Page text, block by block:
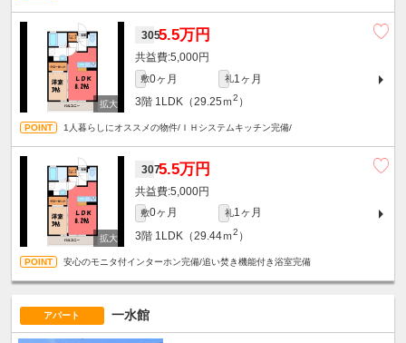
3055.5万円
5,000円
敷0ヶ月 礼1ヶ月
3階 1LDK（29.25ｍ2 ）
1人暮らしにオススメの物件/ＩＨシステムキッチン完備/
3075.5万円
5,000円
敷0ヶ月 礼1ヶ月
3階 1LDK（29.44ｍ2 ）
安心のモニタ付インターホン完備/追い焚き機能付き浴室完備
アパート 一水館